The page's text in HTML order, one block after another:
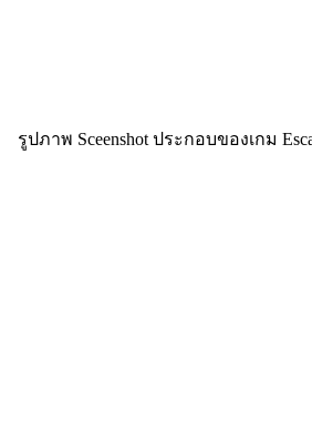
รูปภาพ Sceenshot ประกอบของเกม